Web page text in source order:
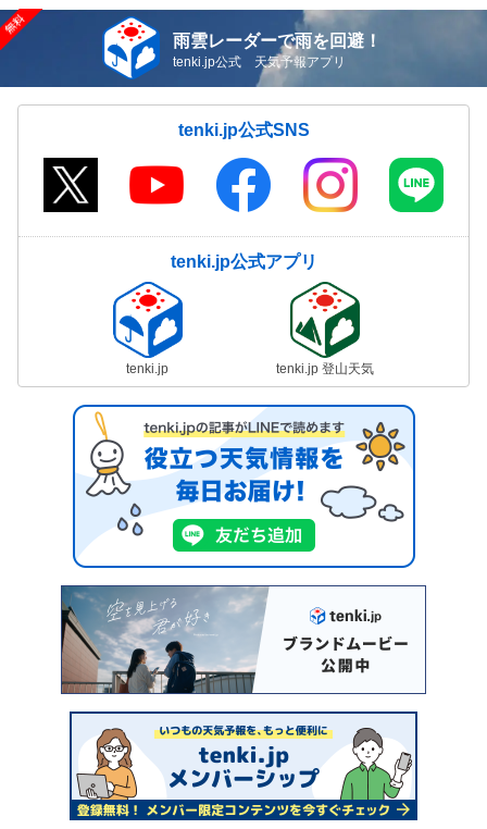
雨雲レーダーで雨を回避！
tenki.jp公式 天気予報アプリ
tenki.jp公式SNS
tenki.jp公式アプリ
tenki.jp tenki.jp 登山天気